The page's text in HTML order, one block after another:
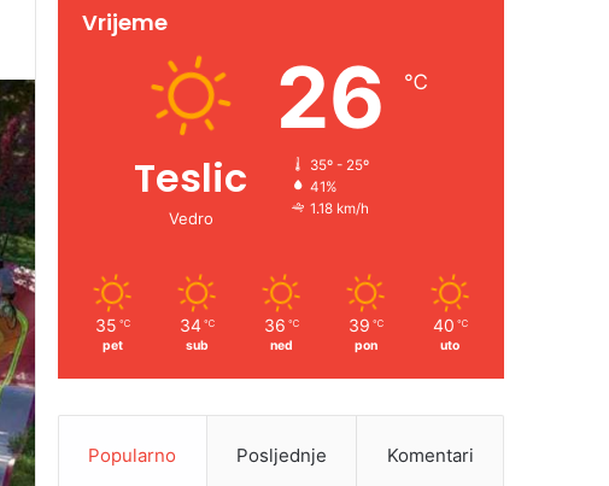
Vrijeme
Teslic
Vedro
26 ℃
35º - 25º
41%
1.18 km/h
35 ℃
pet
34 ℃
sub
36 ℃
ned
39 ℃
pon
40 ℃
uto
Popularno Posljednje Komentari